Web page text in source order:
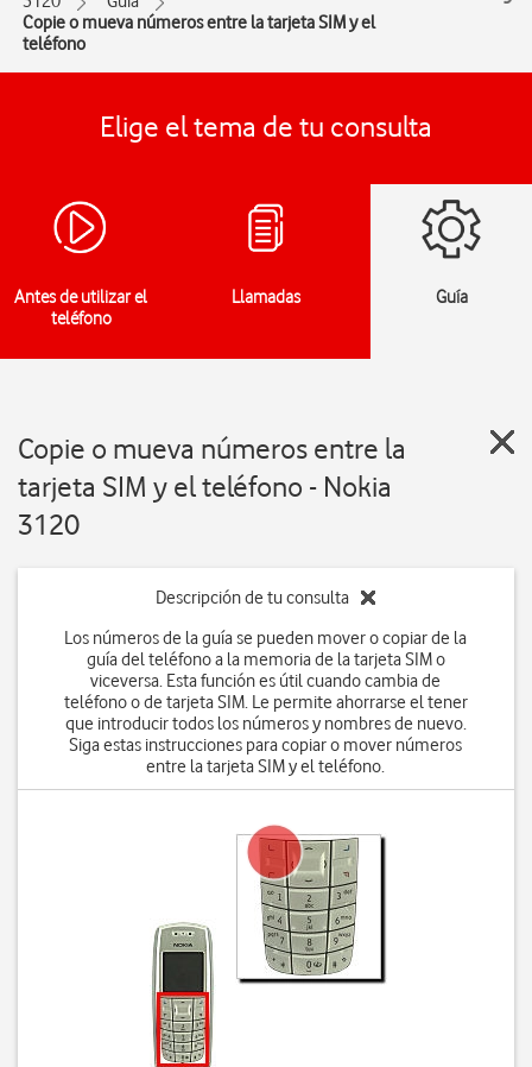
Copie o mueva números entre la tarjeta SIM y el
teléfono
Elige el tema de tu consulta
Antes de utilizar el
teléfono
Llamadas Guía
Copie o mueva números entre la
tarjeta SIM y el teléfono - Nokia
3120
Descripción de tu consulta
Los números de la guía se pueden mover o copiar de la
guía del teléfono a la memoria de la tarjeta SIM o
viceversa. Esta función es útil cuando cambia de
teléfono o de tarjeta SIM. Le permite ahorrarse el tener
que introducir todos los números y nombres de nuevo.
Siga estas instrucciones para copiar o mover números
entre la tarjeta SIM y el teléfono.